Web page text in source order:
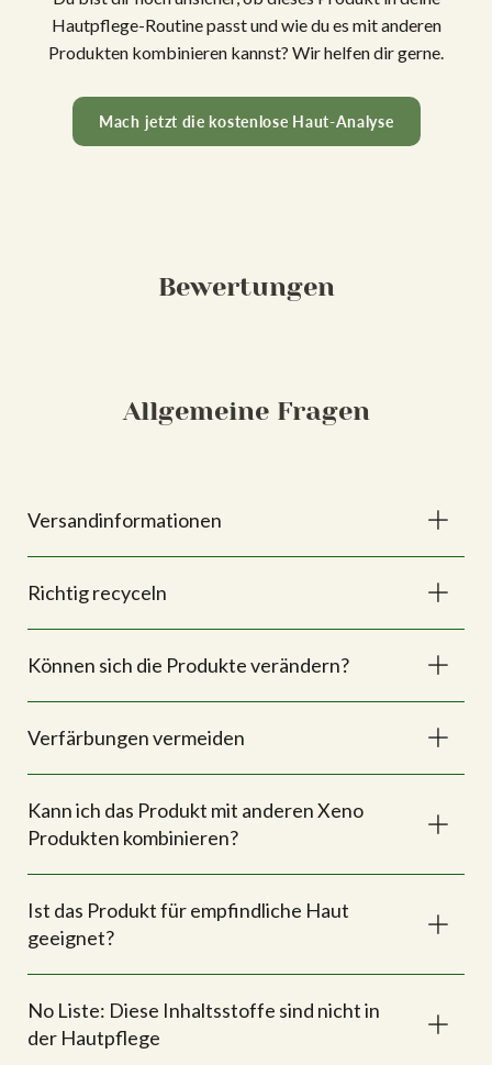
Hautpflege-Routine passt und wie du es mit anderen
Produkten kombinieren kannst? Wir helfen dir gerne.
Mach jetzt die kostenlose Haut-Analyse
Bewertungen
Allgemeine Fragen
Versandinformationen
Richtig recyceln
Können sich die Produkte verändern?
Verfärbungen vermeiden
Kann ich das Produkt mit anderen Xeno
Produkten kombinieren?
Ist das Produkt für empfindliche Haut
geeignet?
No Liste: Diese Inhaltsstoffe sind nicht in
der Hautpflege